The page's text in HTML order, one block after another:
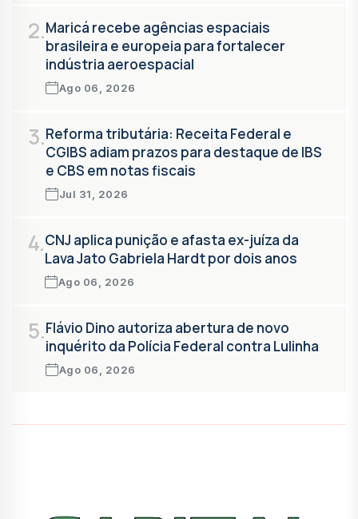
2.Maricá recebe agências espaciais
brasileira e europeia para fortalecer
indústria aeroespacial
Ago 06, 2026
3.Reforma tributária: Receita Federal e
CGIBS adiam prazos para destaque de IBS
e CBS em notas fiscais
Jul 31, 2026
4.CNJ aplica punição e afasta ex-juíza da
Lava Jato Gabriela Hardt por dois anos
Ago 06, 2026
5.Flávio Dino autoriza abertura de novo
inquérito da Polícia Federal contra Lulinha
Ago 06, 2026